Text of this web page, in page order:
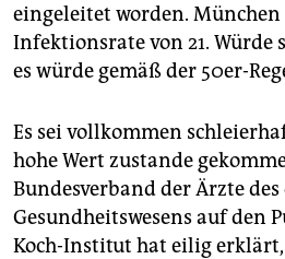
eingeleitet worden.
Infektionsrate von 21. Würde
es würde gemäß der 50er-
Es sei vollkommen
hohe Wert zustande
Bundesverband der Ärzte
Gesundheitswesens auf den
Koch-Institut hat eilig